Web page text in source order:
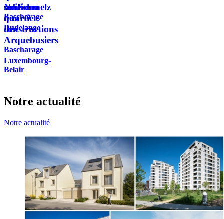
nouveau
quartier
des
Arquebusiers
Luxembourg-
Belair
NeiSchmelz
Dudelange
Bascharage
sublime
nos
constructions
Bascharage
Notre actualité
Notre actualité